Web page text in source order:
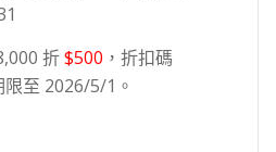
折$500 ，折扣碼
限至 2026/5/1。